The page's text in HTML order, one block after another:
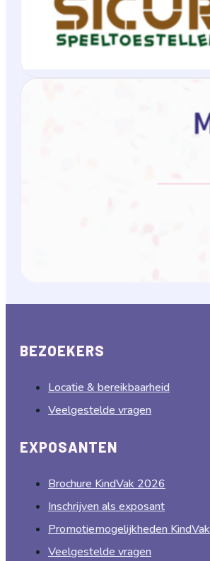
BEZOEKERS
Locatie & bereikbaarheid
Veelgestelde vragen
EXPOSANTEN
Brochure KindVak 2026
Inschrijven als exposant
Promotiemogelijkheden KindVak
Veelgestelde vragen